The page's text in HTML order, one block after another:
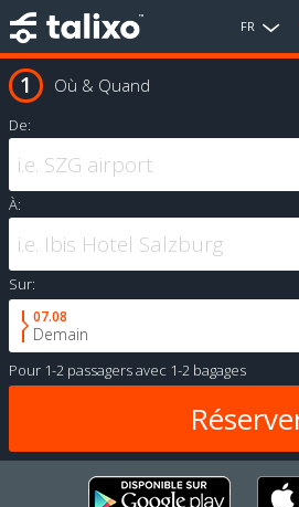
FR
Où & Quand
De:
À:
Sur:
07.08
Demain
Pour 1-2 passagersavec 1-2 bagages